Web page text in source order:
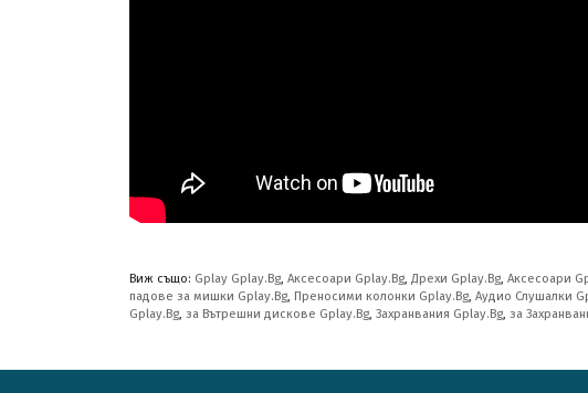
Виж също: Gplay Gplay.Bg, Аксесоари Gplay.Bg, Дрехи Gplay.Bg, Аксесоари
падове за мишки Gplay.Bg, Преносими колонки Gplay.Bg, Аудио Слушалки
Gplay.Bg, за Вътрешни дискове Gplay.Bg, Захранвания Gplay.Bg, за